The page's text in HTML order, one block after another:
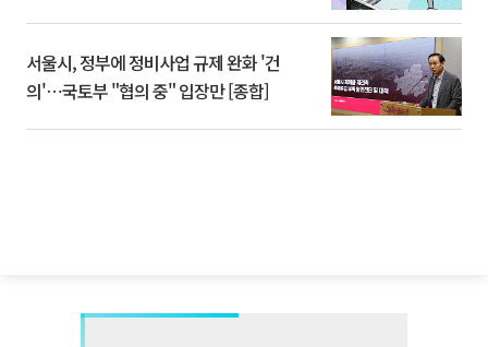
서울시, 정부에 정비사업 규제 완화 '건
의'⋯국토부 "협의 중" 입장만 [종합]